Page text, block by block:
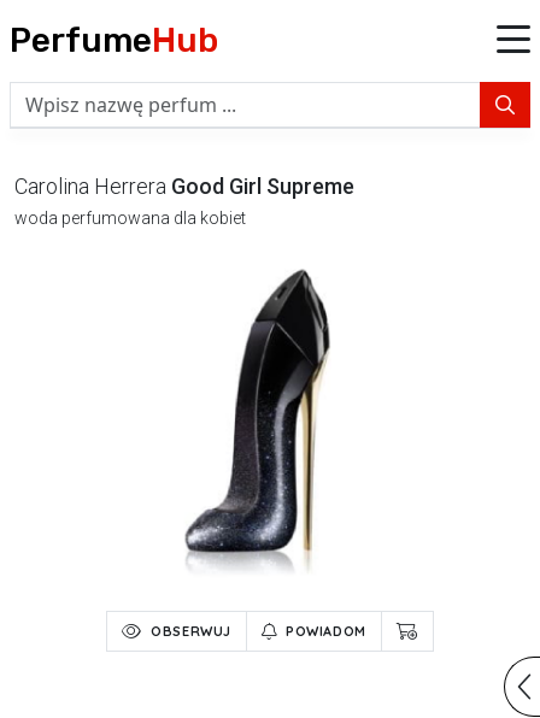
PerfumeHub
Carolina Herrera Good Girl Supreme
woda perfumowana dla kobiet
OBSERWUJ POWIADOM